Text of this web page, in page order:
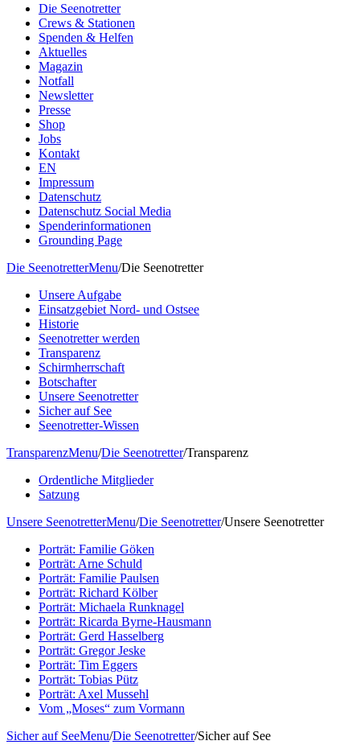
Die Seenotretter
Crews & Stationen
Spenden & Helfen
Aktuelles
Magazin
Notfall
Newsletter
Presse
Shop
Jobs
Kontakt
EN
Impressum
Datenschutz
Datenschutz Social Media
Spenderinformationen
Grounding Page
Die SeenotretterMenu/Die Seenotretter
Unsere Aufgabe
Einsatzgebiet Nord- und Ostsee
Historie
Seenotretter werden
Transparenz
Schirmherrschaft
Botschafter
Unsere Seenotretter
Sicher auf See
Seenotretter-Wissen
TransparenzMenu/Die Seenotretter/Transparenz
Ordentliche Mitglieder
Satzung
Unsere SeenotretterMenu/Die Seenotretter/Unsere Seenotretter
Porträt: Familie Göken
Porträt: Arne Schuld
Porträt: Familie Paulsen
Porträt: Richard Kölber
Porträt: Michaela Runknagel
Porträt: Ricarda Byrne-Hausmann
Porträt: Gerd Hasselberg
Porträt: Gregor Jeske
Porträt: Tim Eggers
Porträt: Tobias Pütz
Porträt: Axel Mussehl
Vom „Moses“ zum Vormann
Sicher auf SeeMenu/Die Seenotretter/Sicher auf See